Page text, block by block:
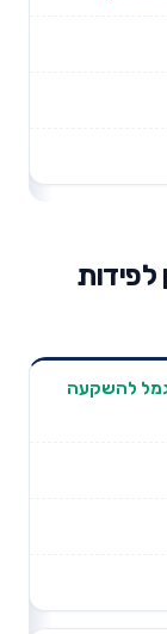
לפידות
דמי ניהול
גמל להשקעה